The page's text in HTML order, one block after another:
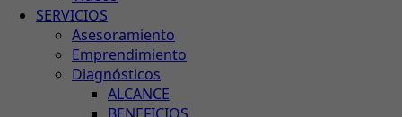
SERVICIOS
Asesoramiento
Emprendimiento
Diagnósticos
ALCANCE